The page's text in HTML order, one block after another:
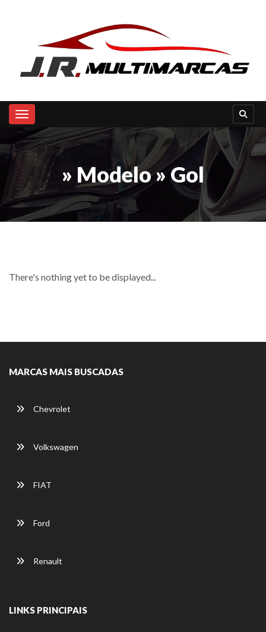
Toggle navigation
» Modelo » Gol
There's nothing yet to be displayed...
MARCAS MAIS BUSCADAS
Chevrolet
Volkswagen
FIAT
Ford
Renault
LINKS PRINCIPAIS